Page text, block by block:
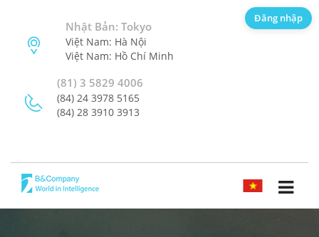
Nhật Bản: Tokyo
Việt Nam: Hà Nội
Việt Nam: Hồ Chí Minh
(81) 3 5829 4006
(84) 24 3978 5165
(84) 28 3910 3913
TIẾNG VIỆT
Đăng nhập